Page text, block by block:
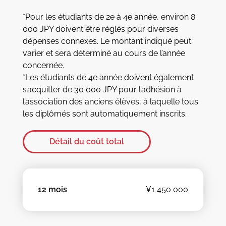
12 mois ¥1 450 000
*Pour les étudiants de 2e à 4e année, environ 8
000 JPY doivent être réglés pour diverses
dépenses connexes. Le montant indiqué peut
varier et sera déterminé au cours de l’année
concernée.
*Les étudiants de 4e année doivent également
s’acquitter de 30 000 JPY pour l’adhésion à
l’association des anciens élèves, à laquelle tous
les diplômés sont automatiquement inscrits.
Détail du coût total